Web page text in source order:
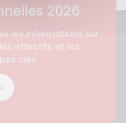
2026
les informations sur
effectifs et les
clés